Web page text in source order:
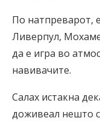
По натпреварот,
Ливерпул,
да е игра во
навивачите.
Салах истакна
доживеал нешто